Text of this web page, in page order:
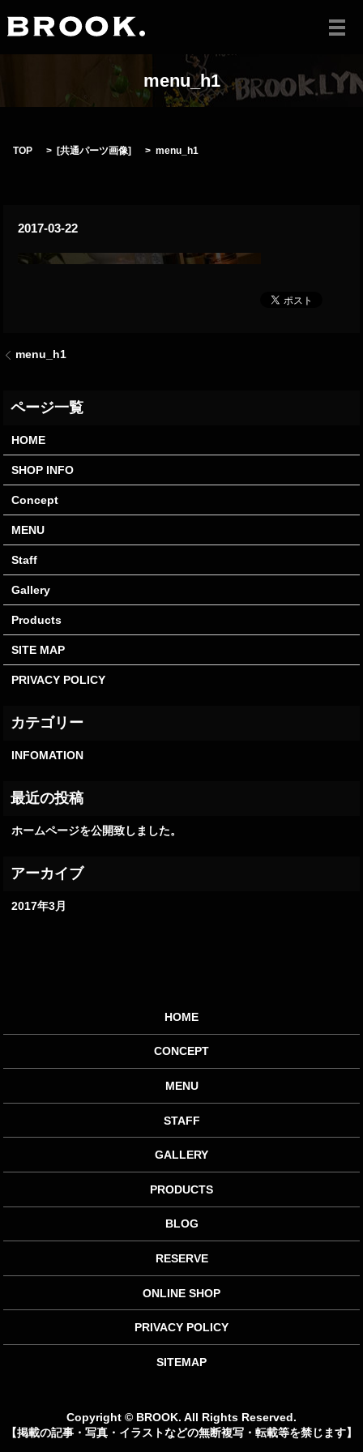
メ
menu_h1
TOP [共通パーツ画像] menu_h1
2017-03-22
menu_h1
HOME
SHOP INFO
Concept
MENU
Staff
Gallery
Products
SITE MAP
PRIVACY POLICY
INFOMATION
ホームページを公開致しました。
2017年3月
HOME
CONCEPT
MENU
STAFF
GALLERY
PRODUCTS
BLOG
RESERVE
ONLINE SHOP
PRIVACY POLICY
SITEMAP
Copyright © BROOK. All Rights Reserved.
【掲載の記事・写真・イラストなどの無断複写・転載等を禁じます】